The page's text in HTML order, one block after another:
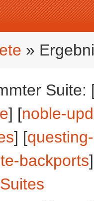
»
Suite:
] [noble-
] [
backports